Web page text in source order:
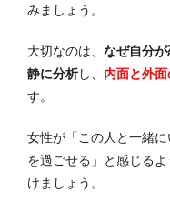
みましょう。
大切なのは、 なぜ自分
静に分析し、 内面と外
す。
女性が「この人と一緒
を過ごせる」と感じる
けましょう。